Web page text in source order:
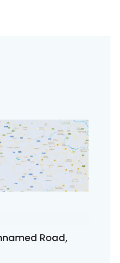
Road,